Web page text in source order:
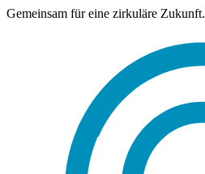
Gemeinsam für eine zirkuläre Zukunft.